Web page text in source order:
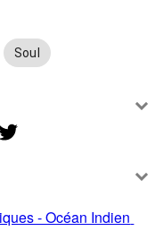
Soul
- Océan Indien